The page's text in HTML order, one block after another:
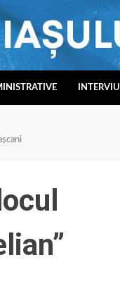
INTERVIU